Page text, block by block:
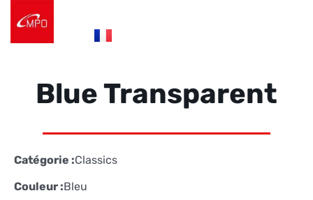
Blue Transparent
Catégorie :Classics
Couleur :Bleu